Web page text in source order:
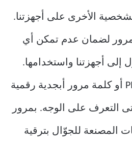
الأخرى على أجهزتنا.
لضمان عدم تمكن أي
أجهزتنا واستخدامها.
يمكن أن يكون رمز PIN أو كلمة مرور أبجدية رقمية
التعرف على الوجه. بمرور
المصنعة للجوّال بترقية